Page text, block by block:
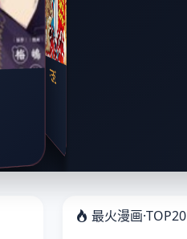
治愈系邻居的秘密
最火漫画·TOP20